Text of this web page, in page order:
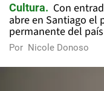
Cultura
Con
abre en Santiago el
permanente del país
Por Nicole Donoso